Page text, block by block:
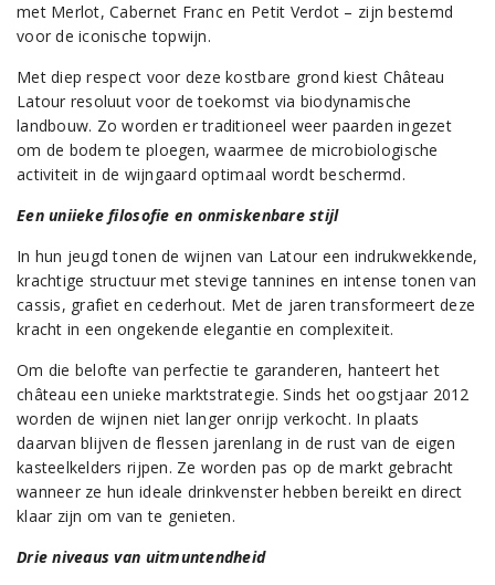
met Merlot, Cabernet Franc en Petit Verdot – zijn bestemd
voor de iconische topwijn.
Met diep respect voor deze kostbare grond kiest Château
Latour resoluut voor de toekomst via biodynamische
landbouw. Zo worden er traditioneel weer paarden ingezet
om de bodem te ploegen, waarmee de microbiologische
activiteit in de wijngaard optimaal wordt beschermd.
Een uniieke filosofie en onmiskenbare stijl
In hun jeugd tonen de wijnen van Latour een indrukwekkende,
krachtige structuur met stevige tannines en intense tonen van
cassis, grafiet en cederhout. Met de jaren transformeert deze
kracht in een ongekende elegantie en complexiteit.
Om die belofte van perfectie te garanderen, hanteert het
château een unieke marktstrategie. Sinds het oogstjaar 2012
worden de wijnen niet langer onrijp verkocht. In plaats
daarvan blijven de flessen jarenlang in de rust van de eigen
kasteelkelders rijpen. Ze worden pas op de markt gebracht
wanneer ze hun ideale drinkvenster hebben bereikt en direct
klaar zijn om van te genieten.
Drie niveaus van uitmuntendheid